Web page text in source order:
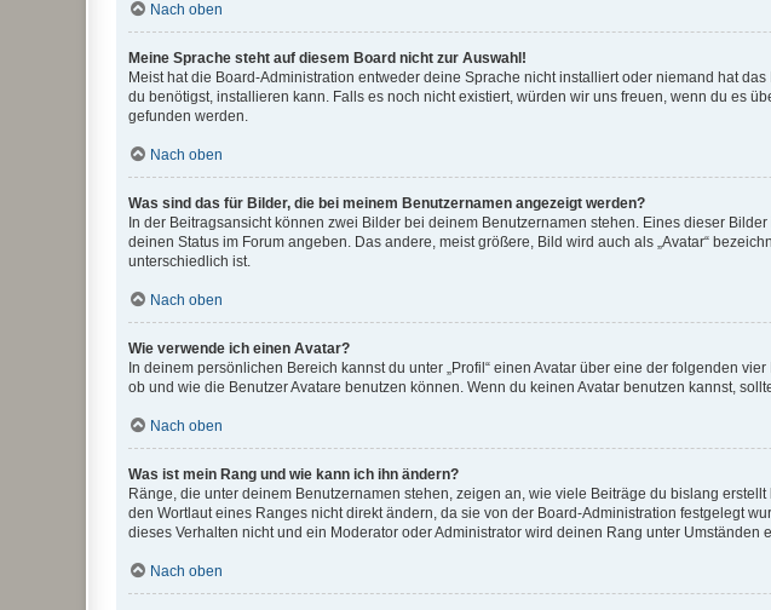
Nach oben
Meine Sprache steht auf diesem Board nicht zur Auswahl!
Meist hat die Board-Administration entweder deine Sprache nicht installiert oder niemand hat
du benötigst, installieren kann. Falls es noch nicht existiert, würden wir uns freuen, wenn du es
gefunden werden.
Nach oben
Was sind das für Bilder, die bei meinem Benutzernamen angezeigt werden?
In der Beitragsansicht können zwei Bilder bei deinem Benutzernamen stehen. Eines dieser
deinen Status im Forum angeben. Das andere, meist größere, Bild wird auch als „Avatar“
unterschiedlich ist.
Nach oben
Wie verwende ich einen Avatar?
In deinem persönlichen Bereich kannst du unter „Profil“ einen Avatar über eine der folgenden
ob und wie die Benutzer Avatare benutzen können. Wenn du keinen Avatar benutzen kannst,
Nach oben
Was ist mein Rang und wie kann ich ihn ändern?
Ränge, die unter deinem Benutzernamen stehen, zeigen an, wie viele Beiträge du bislang
den Wortlaut eines Ranges nicht direkt ändern, da sie von der Board-Administration festgelegt
dieses Verhalten nicht und ein Moderator oder Administrator wird deinen Rang unter Umständen
Nach oben